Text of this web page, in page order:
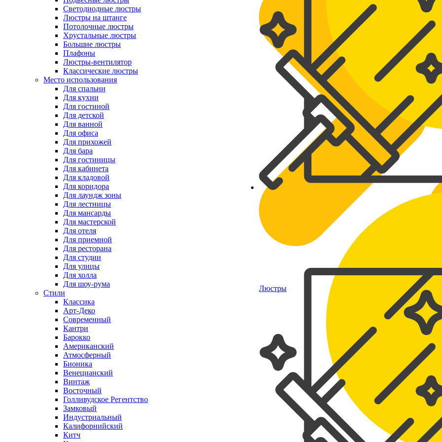
Люстры
Светодиодные люстры
Люстры на штанге
Потолочные люстры
Хрустальные люстры
Большие люстры
Плафоны
Люстры-вентилятор
Классические люстры
Место использования
Для спальни
Для кухни
Для гостиной
Для детской
Для ванной
Для офиса
Для прихожей
Для бара
Для гостиницы
Для кабинета
Для кладовой
Для коридора
Для лаундж зоны
Для лестницы
Для мансарды
Для мастерской
Для отеля
Для приемной
Для ресторана
Для студии
Для улицы
Для холла
Для шоу-рума
Стили
Классика
Арт-Деко
Современный
Кантри
Барокко
Американский
Атмосферный
Бионика
Венецианский
Винтаж
Восточный
Голливудское Регентство
Замковый
Индустриальный
Калифорнийский
Китч